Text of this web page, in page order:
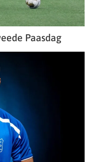
Paasdag